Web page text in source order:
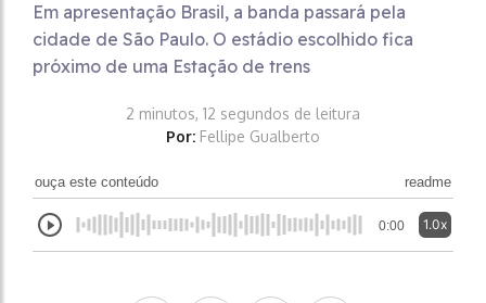
Em apresentação Brasil, a banda passará pela
cidade de São Paulo. O estádio escolhido fica
próximo de uma Estação de trens
2 minutos, 12 segundos de leitura
Por: Fellipe Gualberto
ouça este conteúdo readme
0:00 1.0x